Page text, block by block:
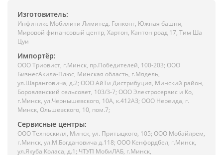
Изготовитель:
Инфиникс Мобилити Лимитед. Гонконг, Южная башня,
Мировой финансовый центр, Хартон, Кантон роад 17, Тим Ша
Цуи
Импортёр:
ООО Триовист, г.Минск, пр.Победителей, 100-203; ООО
БизнесАкила-Плюс, Минская область, г.Мядель,
ул.Шаранговича, д.2; ООО АйТи Дистрибуция, Минский район,
Боровлянский сельсовет, 103/3-7; ООО Электросервис и Ко,
г.Минск, ул.Чернышевского, 10А, к.412АЗ; ООО Нереида, г.
Минск, Ольшевского, 10, пом.7;
Сервисные центры:
ООО Техноскилл, Минск, ул. Притыцкого, 105; ООО Мобайлрем,
г.Минск, ул.М.Богдановича д.118; ООО Кенфордбел, г.Минск,
ул.Якуба Коласа, д.1; ЧТУП МобиЛАБ, г.Минск,